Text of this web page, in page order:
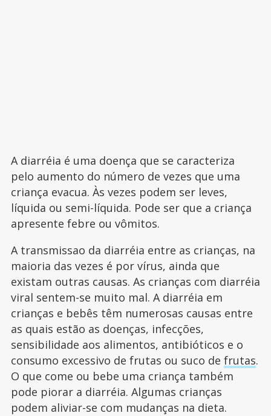
A diarréia é uma doença que se caracteriza
pelo aumento do número de vezes que uma
criança evacua. Às vezes podem ser leves,
líquida ou semi-líquida. Pode ser que a criança
apresente febre ou vômitos.
A transmissao da diarréia entre as crianças, na
maioria das vezes é por vírus, ainda que
existam outras causas. As crianças com diarréia
viral sentem-se muito mal. A diarréia em
crianças e bebês têm numerosas causas entre
as quais estão as doenças, infecções,
sensibilidade aos alimentos, antibióticos e o
consumo excessivo de frutas ou suco de frutas.
O que come ou bebe uma criança também
pode piorar a diarréia. Algumas crianças
podem aliviar-se com mudanças na dieta.